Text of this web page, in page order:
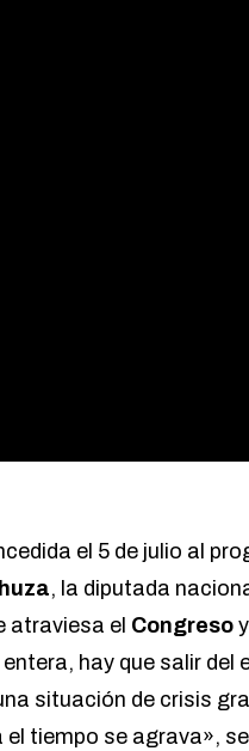
el 5 de julio al
, la diputada
atraviesa el Congreso
hay que salir
situación de crisis
tiempo se agrava»,